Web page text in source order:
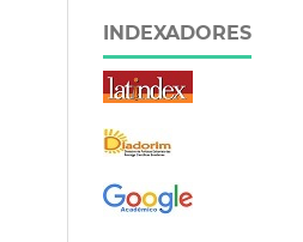
INDEXADORES